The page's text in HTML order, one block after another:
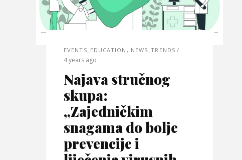
EVENTS_EDUCATION , NEWS_TRENDS
4 years ago
Najava stručnog
skupa:
„Zajedničkim
snagama do bolje
prevencije i